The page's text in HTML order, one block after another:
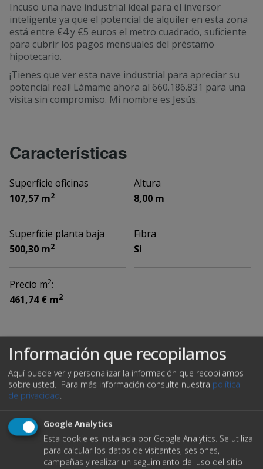
Incuso una nave industrial ideal para el inversor
inteligente ya que el potencial de alquiler en esta zona
está entre €4 y €5 euros el metro cuadrado, suficiente
para cubrir los pagos mensuales del préstamo
hipotecario.
¡Tienes que ver esta nave industrial para apreciar su
potencial real! Lámame ahora al 660.186.831 para una
visita sin compromiso. Mi nombre es Jesús.
Características
Superficie oficinas
107,57 m2
Altura
8,00 m
Superficie planta baja
500,30 m2
Fibra
Si
Precio m2:
461,74 € m2
Ubicación
Información que recopilamos
Aquí puede ver y personalizar la información que recopilamos
sobre usted. Para más información consulte nuestra política
de privacidad.
Google Analytics
Esta cookie es instalada por Google Analytics. Se utiliza
para calcular los datos de visitantes, sesiones,
campañas y realizar un seguimiento del uso del sitio